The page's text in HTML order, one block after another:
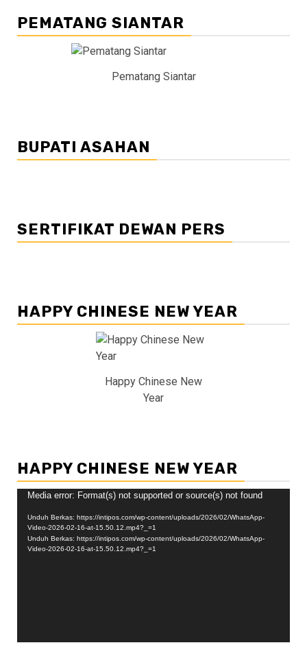
PEMATANG SIANTAR
Pematang Siantar
BUPATI ASAHAN
SERTIFIKAT DEWAN PERS
HAPPY CHINESE NEW YEAR
Happy Chinese New
Year
HAPPY CHINESE NEW YEAR
Pemutar
Video
Media error: Format(s) not supported or source(s) not found
Unduh Berkas: https://intipos.com/wp-content/uploads/2026/02/WhatsApp-
Video-2026-02-16-at-15.50.12.mp4?_=1
Unduh Berkas: https://intipos.com/wp-content/uploads/2026/02/WhatsApp-
Video-2026-02-16-at-15.50.12.mp4?_=1